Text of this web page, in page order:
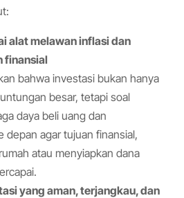
alat melawan inflasi dan
finansial
bahwa investasi bukan hanya
besar, tetapi soal
daya beli uang dan
depan agar tujuan finansial,
atau menyiapkan dana
yang aman, terjangkau, dan